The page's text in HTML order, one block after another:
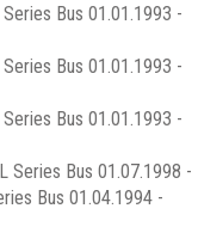
Bus 01.01.1993 -
Bus 01.01.1993 -
Bus 01.01.1993 -
Series Bus 01.07.1998 -
Bus 01.04.1994 -